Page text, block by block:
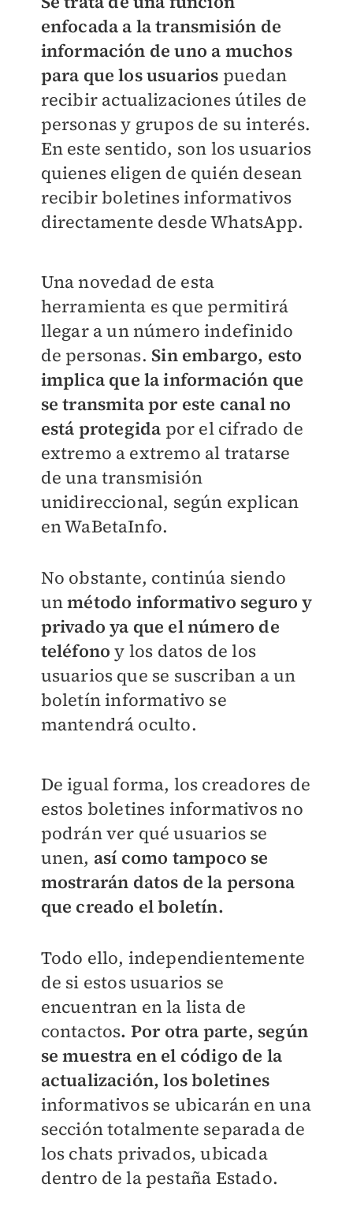
enfocada a la transmisión de
información de uno a muchos
para que los usuarios puedan
recibir actualizaciones útiles de
personas y grupos de su interés.
En este sentido, son los usuarios
quienes eligen de quién desean
recibir boletines informativos
directamente desde WhatsApp.
Una novedad de esta
herramienta es que permitirá
llegar a un número indefinido
de personas. Sin embargo, esto
implica que la información que
se transmita por este canal no
está protegida por el cifrado de
extremo a extremo al tratarse
de una transmisión
unidireccional, según explican
en WaBetaInfo.
No obstante, continúa siendo
unmétodo informativo seguro y
privado ya que el número de
teléfono y los datos de los
usuarios que se suscriban a un
boletín informativo se
mantendrá oculto.
De igual forma, los creadores de
estos boletines informativos no
podrán ver qué usuarios se
unen, así como tampoco se
mostrarán datos de la persona
que creado el boletín.
Todo ello, independientemente
de si estos usuarios se
encuentran en la lista de
contactos. Por otra parte, según
se muestra en el código de la
actualización, los boletines
informativos se ubicarán en una
sección totalmente separada de
los chats privados, ubicada
dentro de la pestaña Estado.